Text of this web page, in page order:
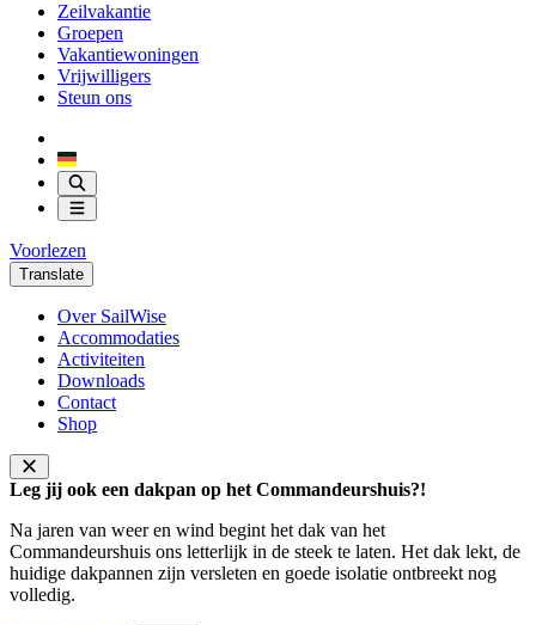
Zeilvakantie
Groepen
Vakantiewoningen
Vrijwilligers
Steun ons
Voorlezen
Translate
Over SailWise
Accommodaties
Activiteiten
Downloads
Contact
Shop
Leg jij ook een dakpan op het Commandeurshuis?!
Na jaren van weer en wind begint het dak van het
Commandeurshuis ons letterlijk in de steek te laten. Het dak lekt, de
huidige dakpannen zijn versleten en goede isolatie ontbreekt nog
volledig.